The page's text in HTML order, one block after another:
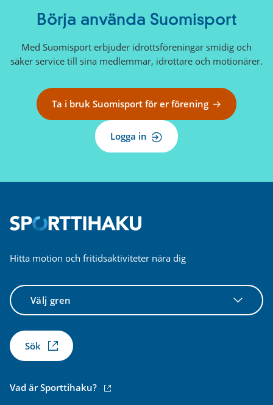
Börja använda Suomisport
Med Suomisport erbjuder idrottsföreningar smidig och
säker service till sina medlemmar, idrottare och motionärer.
Ta i bruk Suomisport för er förening
Logga in
Hitta motion och fritidsaktiviteter nära dig
Välj
gren
Sök
Vad är Sporttihaku? (extern